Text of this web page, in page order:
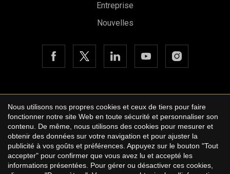
Entreprise
Nouvelles
Avis légal
Politique de confidentialité
Cookie Policy
byiEstrategic
Nous utilisons nos propres cookies et ceux de tiers pour faire
fonctionner notre site Web en toute sécurité et personnaliser son
contenu. De même, nous utilisons des cookies pour mesurer et
obtenir des données sur votre navigation et pour ajuster la
publicité à vos goûts et préférences. Appuyez sur le bouton "Tout
accepter" pour confirmer que vous avez lu et accepté les
informations présentées. Pour gérer ou désactiver ces cookies,